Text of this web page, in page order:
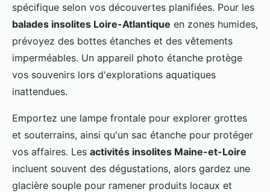
spécifique selon vos découvertes planifiées. Pour les
balades insolites Loire-Atlantique en zones humides,
prévoyez des bottes étanches et des vêtements
imperméables. Un appareil photo étanche protège
vos souvenirs lors d'explorations aquatiques
inattendues.
Emportez une lampe frontale pour explorer grottes
et souterrains, ainsi qu'un sac étanche pour protéger
vos affaires. Les activités insolites Maine-et-Loire
incluent souvent des dégustations, alors gardez une
glacière souple pour ramener produits locaux et